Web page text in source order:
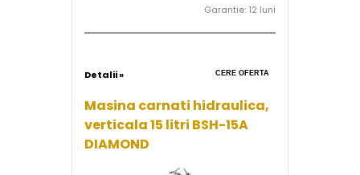
Garantie: 12 luni
Detalii » CERE OFERTA
Masina carnati hidraulica,
verticala 15 litri BSH-15A
DIAMOND